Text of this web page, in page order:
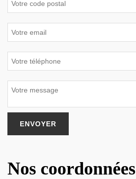
Nos coordonnées